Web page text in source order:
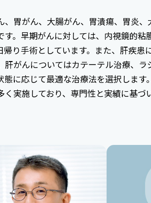
、胃がん、大腸がん、胃潰瘍、胃炎
。早期がんに対しては、内視鏡的
り手術としています。また、肝疾
肝がんについてはカテーテル治療、
に応じて最適な治療法を選択しま
実施しており、専門性と実績に基づ